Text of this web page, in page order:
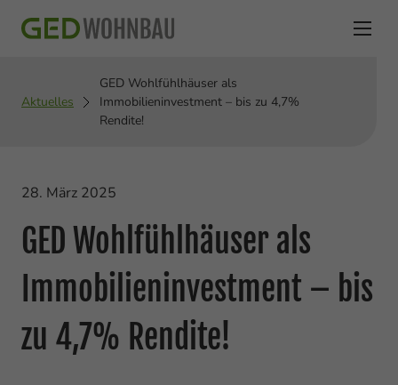
Aktuelles
GED Wohlfühlhäuser als
Immobilieninvestment – bis zu 4,7%
Rendite!
28. März 2025
GED Wohlfühlhäuser als
Immobilieninvestment – bis
zu 4,7% Rendite!